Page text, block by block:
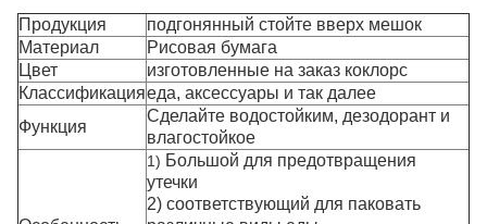
Продукция
подгонянный стойте вверх мешок
Материал
Рисовая бумага
Цвет
изготовленные на заказ коклорс
Классификацияеда, аксессуары и так далее
Функция
Сделайте водостойким, дезодорант и
влагостойкое
1) Большой для предотвращения
утечки
2) соответствующий для паковать